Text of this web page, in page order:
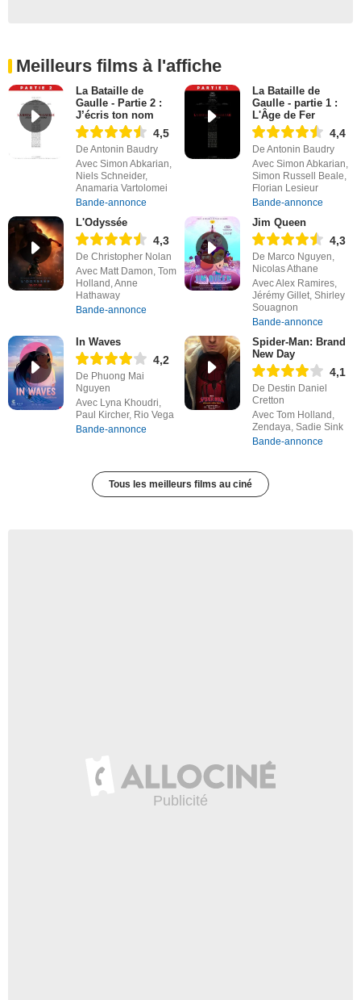
Meilleurs films à l'affiche
La Bataille de
Gaulle - Partie 2 :
J’écris ton nom
4,5
De Antonin Baudry
Avec Simon Abkarian,
Niels Schneider,
Anamaria Vartolomei
Bande-annonce
La Bataille de
Gaulle - partie 1 :
L'Âge de Fer
4,4
De Antonin Baudry
Avec Simon Abkarian,
Simon Russell Beale,
Florian Lesieur
Bande-annonce
L'Odyssée
4,3
De Christopher Nolan
Avec Matt Damon, Tom
Holland, Anne
Hathaway
Bande-annonce
Jim Queen
4,3
De Marco Nguyen,
Nicolas Athane
Avec Alex Ramires,
Jérémy Gillet, Shirley
Souagnon
Bande-annonce
In Waves
4,2
De Phuong Mai
Nguyen
Avec Lyna Khoudri,
Paul Kircher, Rio Vega
Bande-annonce
Spider-Man: Brand
New Day
4,1
De Destin Daniel
Cretton
Avec Tom Holland,
Zendaya, Sadie Sink
Bande-annonce
Tous les meilleurs films au ciné